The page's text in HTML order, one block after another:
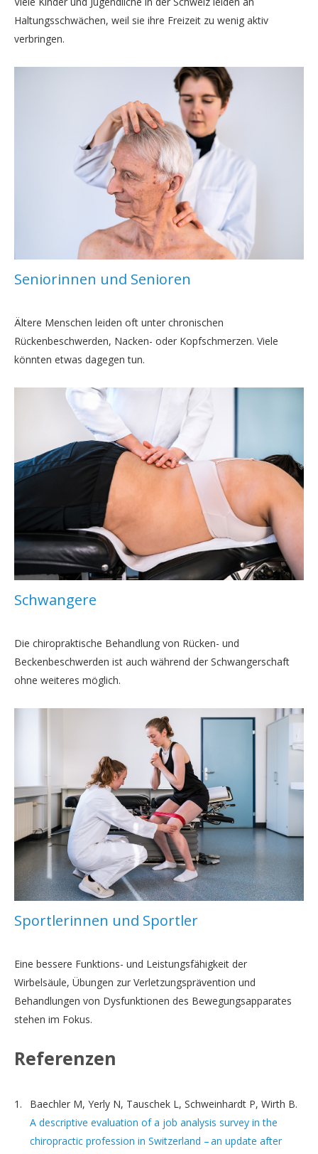
Haltungsschwächen, weil sie ihre Freizeit zu wenig aktiv
verbringen.
Seniorinnen und Senioren
Ältere Menschen leiden oft unter chronischen
Rückenbeschwerden, Nacken- oder Kopfschmerzen. Viele
könnten etwas dagegen tun.
Schwangere
Die chiropraktische Behandlung von Rücken- und
Beckenbeschwerden ist auch während der Schwangerschaft
ohne weiteres möglich.
Sportlerinnen und Sportler
Eine bessere Funktions- und Leistungsfähigkeit der
Wirbelsäule, Übungen zur Verletzungsprävention und
Behandlungen von Dysfunktionen des Bewegungsapparates
stehen im Fokus.
Referenzen
Baechler M, Yerly N, Tauschek L, Schweinhardt P, Wirth B.
A descriptive evaluation of a job analysis survey in the
chiropractic profession in Switzerland – an update after